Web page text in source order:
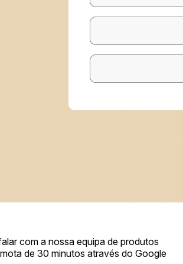
com a nossa equipa de produtos
de 30 minutos através do Google